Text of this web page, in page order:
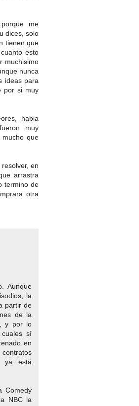
me
dices, solo
tienen que
esto
muchisimo
nunca
ideas para
por si muy
habia
muy
que
en
arrastra
termino de
otra
Aunque
la
partir de
de la
y por lo
sí
en
ya está
Comedy
NBC la